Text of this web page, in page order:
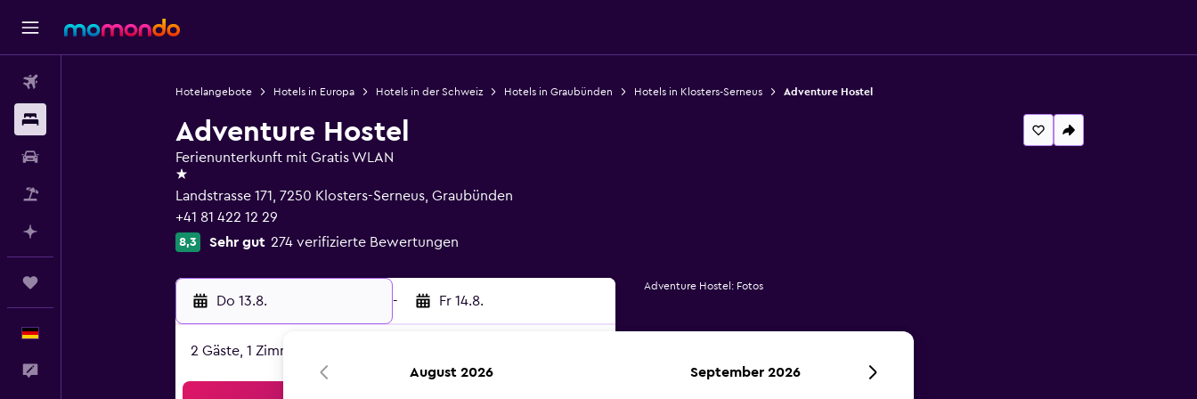
Hotelangebote Hotels in Europa Hotels in der Schweiz Hotels in Graubünden Hotels in Klosters-Serneus Adventure Hostel
Adventure Hostel
Ferienunterkunft mit Gratis WLAN
1 Stern
Landstrasse 171, 7250 Klosters-Serneus, Graubünden
+41 81 422 12 29
8,3 Sehr gut 274 verifizierte Bewertungen
Do 13.8. - Fr 14.8.
2 Gäste, 1 Zimmer
Adventure Hostel: Fotos
August 2026 September 2026